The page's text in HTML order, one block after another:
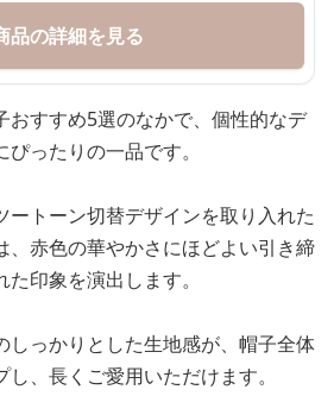
品の詳細を見る
おすすめ5選のなかで、個性的なデ
ったりの一品です。
ートーン切替デザインを取り入れた
、赤色の華やかさにほどよい引き締
印象を演出します。
しっかりとした生地感が、帽子全体
、長くご愛用いただけます。